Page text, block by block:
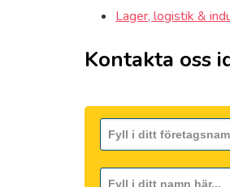
Lager, logistik &
Kontakta oss